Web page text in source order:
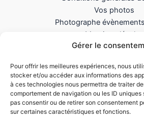
Gérer le
Pour offrir les meilleures expériences, nous
stocker et/ou accéder aux informations des
à ces technologies nous permettra de traiter
comportement de navigation ou les ID uniques
pas consentir ou de retirer son consentement
sur certaines caractéristiques et fonctions.
Vos photos
Photographe
Mentions légales
Mes
Politique de cookies